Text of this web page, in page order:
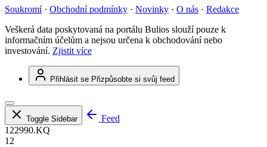
Soukromí · Obchodní podmínky · Novinky · O nás · Redakce
Veškerá data poskytovaná na portálu Bulios slouží pouze k
informačním účelům a nejsou určena k obchodování nebo
investování. Zjistit více
Přihlásit se Přizpůsobte si svůj feed
Toggle Sidebar
Feed
122990.KQ
12